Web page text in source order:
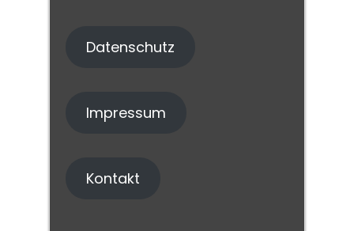
Datenschutz
Impressum
Kontakt